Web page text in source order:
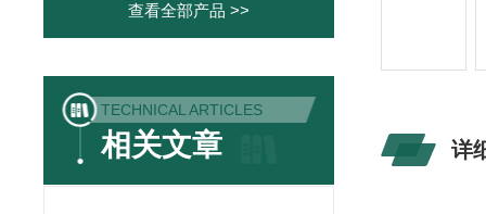
查看全部产品 >>
TECHNICAL ARTICLES
相关文章 详